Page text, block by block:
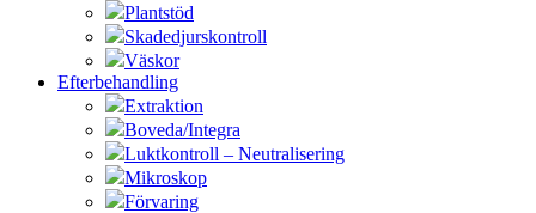
Plantstöd
Skadedjurskontroll
Väskor
Efterbehandling
Extraktion
Boveda/Integra
Luktkontroll – Neutralisering
Mikroskop
Förvaring